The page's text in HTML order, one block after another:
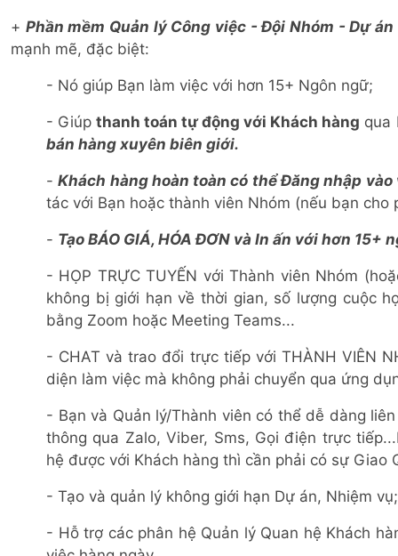
+ Phần mềm Quản lý Công việc - Đội Nhóm - Dự án
mạnh mẽ, đặc biệt:
- Nó giúp Bạn làm việc với hơn 15+ Ngôn ngữ;
- Giúpthanh toán tự động với Khách hàng qua
bán hàng xuyên biên giới.
-Khách hàng hoàn toàn có thể Đăng nhập
tác với Bạn hoặc thành viên Nhóm (nếu bạn
- Tạo BÁO GIÁ, HÓA ĐƠN và In ấn với hơn 15+
- HỌP TRỰC TUYẾN với Thành viên Nhóm
không bị giới hạn về thời gian, số lượng cuộc
bằng Zoom hoặc Meeting Teams...
- CHAT và trao đổi trực tiếp với THÀNH VIÊN
diện làm việc mà không phải chuyển qua ứng
- Bạn và Quản lý/Thành viên có thể dễ dàng
thông qua Zalo, Viber, Sms, Gọi điện trực
hệ được với Khách hàng thì cần phải có sự Giao
- Tạo và quản lý không giới hạn Dự án, Nhiệm vụ;
- Hỗ trợ các phân hệ Quản lý Quan hệ Khách